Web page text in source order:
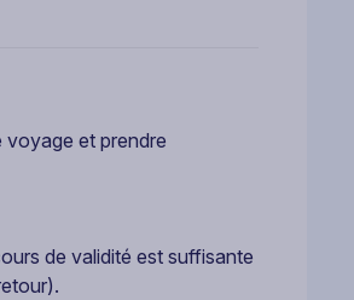
et prendre
de validité est suffisante